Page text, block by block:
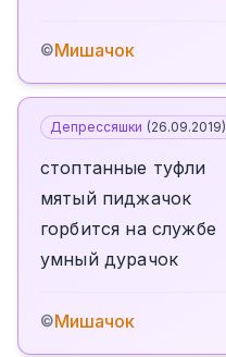
©Мишачок
Депрессяшки (26.09.2019)
стоптанные туфли
мятый пиджачок
горбится на службе
умный дурачок
©Мишачок